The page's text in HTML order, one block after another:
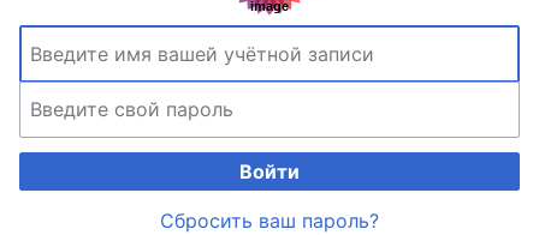
Войти
Сбросить ваш пароль?